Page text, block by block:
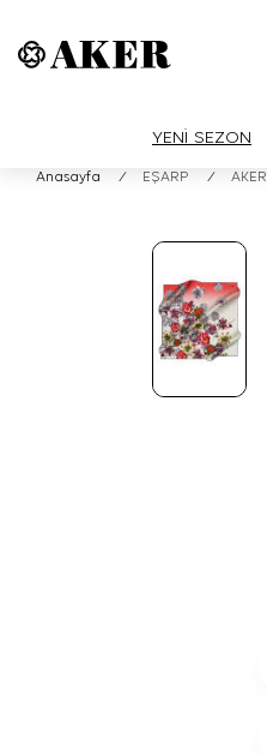
YENİ SEZON
Anasayfa / EŞARP / AKER